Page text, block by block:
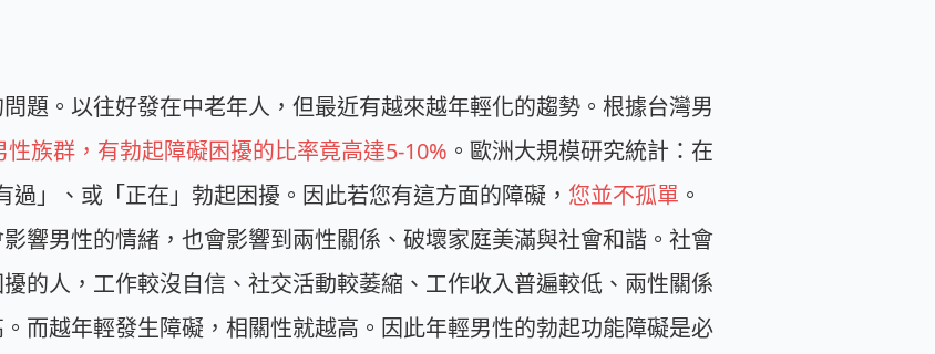
題。以往好發在中老年人，但最近有越來越年輕化的趨勢。根據台灣男
性族群，有勃起障礙困擾的比率竟高達5-10% 。歐洲大規模研究統計：在
」、或「正在」勃起困擾。因此若您有這方面的障礙， 您並不孤單 。
響男性的情緒，也會影響到兩性關係、破壞家庭美滿與社會和諧。社會
的人，工作較沒自信、社交活動較萎縮、工作收入普遍較低、兩性關係
而越年輕發生障礙，相關性就越高。因此年輕男性的勃起功能障礙是必